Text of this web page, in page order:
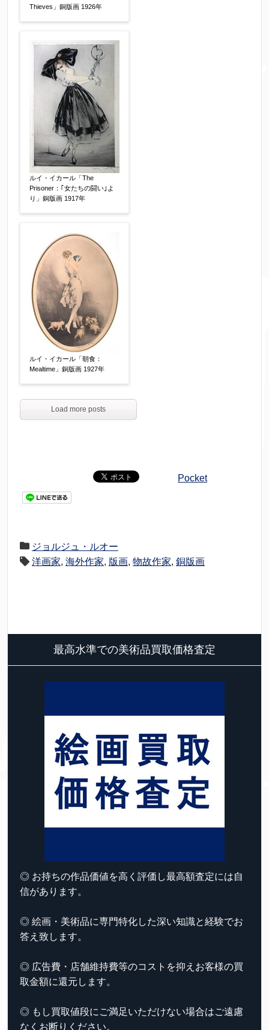
Thieves」銅版画 1926年
ルイ・イカール「The
Prisoner：｢女たちの闘い｣よ
り」銅版画 1917年
ルイ・イカール「朝食：
Mealtime」銅版画 1927年
Load more posts
Pocket
ジョルジュ・ルオー
洋画家, 海外作家, 版画, 物故作家, 銅版画
最高水準での美術品買取価格査定
◎ お持ちの作品価値を高く評価し最高額査定には自
信があります。
◎ 絵画・美術品に専門特化した深い知識と経験でお
答え致します。
◎ 広告費・店舗維持費等のコストを抑えお客様の買
取金額に還元します。
◎ もし買取値段にご満足いただけない場合はご遠慮
なくお断りください。